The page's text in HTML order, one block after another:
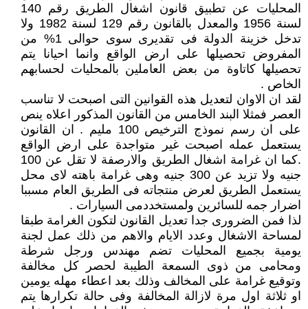
المحليات عن تطبيق قانون اشغال الطريق رقم 140
لسنة 1956 والمعدل بالقانون رقم 129 لسنة 1982 ولا
تدخل خزينة الدولة فى تقديرى سوى حوالى 1% من
المفروض تحصيلها على ارض الواقع وانما احيانا يتم
تحصيلها كاتاوة من بعض العاملين بالمحليات لحسابهم
الخاص .
لقد ان الاوان لتعديل هذه القوانين التى اصبحت لا تناسب
العصر فمثلا البند الخامس من القانون المذكور اعلاه ينص
على ان رسم نموذج الترخيص 100 مليم . ان القانون
يستعمل عمله اصبحت غير متواجدة على ارض الواقع
.كما ان غرامة اشغال الطريق والارصفة لا تقل عن 100
جنيه ولا تزيد عن 300 جنيه وهى غرامة باهته لاى محل
يستعمل الطريق لعرض منتجاته فى الطريق العام مسببا
اضرار جمه للسائرين ولمستخددمى السيارات .
لذا فمن الضرورى جدا تعديل القانون لتكون الغرامة طبقا
لمساحة الاشغال وعدد الايام والاهم من ذلك عمل لجنة
يومية بجميع المحليات تضم مهندس ورجل شرطة
ومحامى من ذوى السمعة الطيبة لحصر كل مخالفة
وتوقيع غرامة على المخالف وذلك بعد اعطاء مهله يومين
او ثلاثة اول مرة لازالة المخالفة وفى حالة تكرارها يتم